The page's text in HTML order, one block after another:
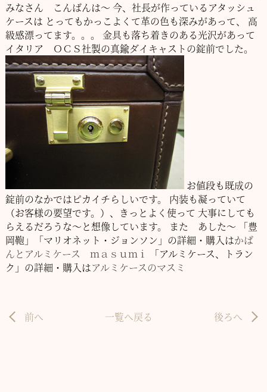
みなさん こんばんは～ 今、社長が作っているアタッシュ
ケースは とってもかっこよくて革の色も深みがあって、
高
級感漂ってます。。。
金具も落ち着きのある光沢があって
イタリア ＯＣＳ社製の真鍮ダイキャストの錠前でした。
お値段も既成の
錠前のなかではピカイチらしいです。
内装も凝っていて
（お客様の要望です。）、きっとよく使って 大事にしても
らえるだろうな～と想像しています。
また あした～ 「豊
岡鞄」「マリオネット・ジョンソン」の詳細・購入はかば
んとアルミケース ｍａｓｕｍｉ
「アルミケース、トラン
ク」の詳細・購入はアルミケースのマスミ
前へ 一覧へ戻る 後ろへ